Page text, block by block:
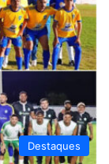
Destaques